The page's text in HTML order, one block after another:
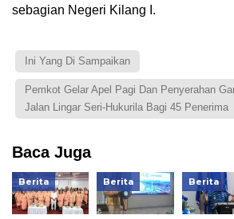
sebagian Negeri Kilang I.
Ini Yang Di Sampaikan
Pemkot Gelar Apel Pagi Dan Penyerahan
Jalan Lingar Seri-Hukurila Bagi 45 Penerima
Baca Juga
Berita Berita Berita